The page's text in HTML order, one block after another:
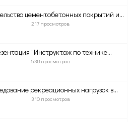
цементобетонных покрытий и...
217 просмотров
"Инструктаж по технике...
538 просмотров
рекреационных нагрузок в...
310 просмотров